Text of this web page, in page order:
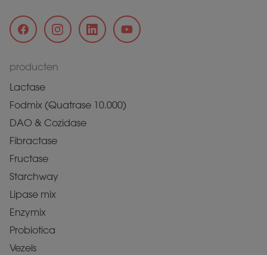
producten
Lactase
Fodmix (Quatrase 10.000)
DAO & Cozidase
Fibractase
Fructase
Starchway
Lipase mix
Enzymix
Probiotica
Vezels